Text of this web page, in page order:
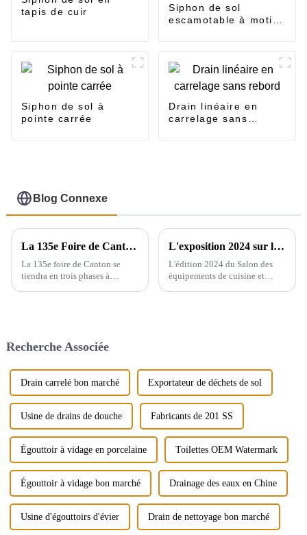
tapis de cuir
Siphon de sol
escamotable à motif
Siphon de sol à
pointe carrée
Drain linéaire en
carrelage sans
Blog Connexe
La 135e Foire de Canton se déroulera en trois phases à Guangzhou, en Chine, du 15 avril au 5 mai.
La 135e foire de Canton se
tiendra en trois phases à
nous...
L'exposition 2024 sur les équipements de cuisine et sanitaires de Yiwu se tiendra du 28 au 30 de ce mois au centre d'exposition international de Yiwu.
L'édition 2024 du Salon des
équipements de cuisine et
Recherche Associée
Drain carrelé bon marché Exportateur de déchets de sol
Usine de drains de douche Fabricants de 201 SS
Égouttoir à vidage en porcelaine Toilettes OEM Watermark
Égouttoir à vidage bon marché Drainage des eaux en Chine
Usine d'égouttoirs d'évier Drain de nettoyage bon marché